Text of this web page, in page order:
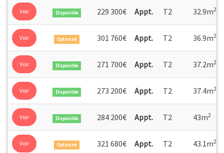
Voir Disponible 229 300€ Appt. T2 32.9m2
Voir Optionné 301 760€ Appt. T2 36.9m2
Voir Disponible 271 700€ Appt. T2 37.2m2
Voir Disponible 273 200€ Appt. T2 37.4m2
Voir Disponible 284 200€ Appt. T2 43m2
Voir Optionné 321 680€ Appt. T2 43.1m2